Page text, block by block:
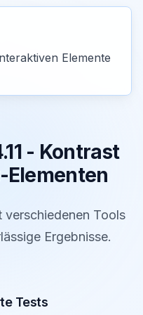
Elemente
- Kontrast
verschiedenen Tools
Ergebnisse.
Tests